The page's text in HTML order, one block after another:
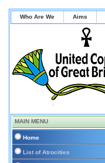
Who Are We Aims
MAIN MENU
Home
List of Atrocities